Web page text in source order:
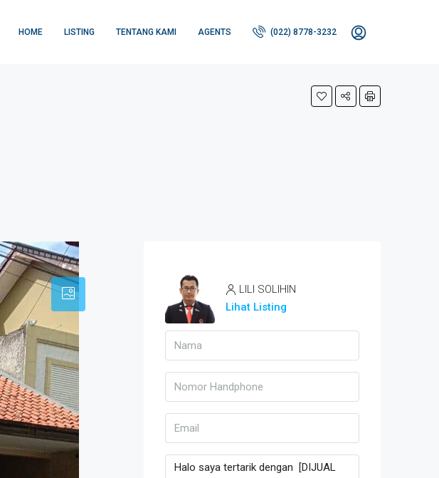
HOME LISTING TENTANG KAMI AGENTS (022) 8778-3232
LILI SOLIHIN
Lihat Listing